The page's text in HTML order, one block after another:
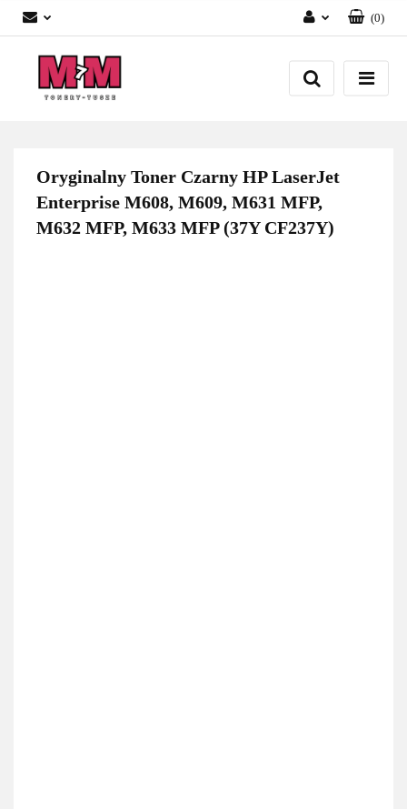
Zaloguj się
Załóż konto
(0)
Oryginalny Toner Czarny HP LaserJet
Enterprise M608, M609, M631 MFP,
M632 MFP, M633 MFP (37Y CF237Y)